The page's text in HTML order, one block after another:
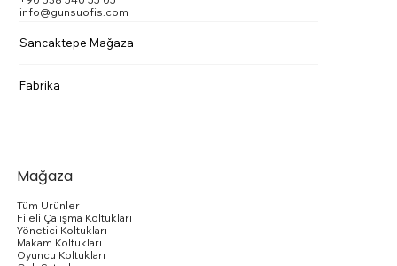
Fiyat
₺0,00
Fiyat
₺0,00
Fiyat
₺0,00
Fiyat
₺0,00
Fiyat
₺0,00
Fiyat
₺0,00
Fiyat
₺0,00
Fiyat
₺0,00
Fiyat
₺0,00
Fiyat
₺0,00
Fiyat
₺0,00
Fiyat
₺0,00
Fiyat
₺0,00
Fiyat
₺0,00
Fiyat
₺0,00
info@gunsuofis.com
Sancaktepe Mağaza
Fabrika
Mağaza
Tüm Ürünler
Fileli Çalışma Koltukları
Yönetici Koltukları
Makam Koltukları
Oyuncu Koltukları